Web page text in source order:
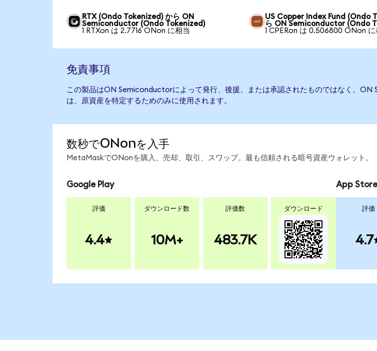
RTX (Ondo Tokenized) から ON
Semiconductor (Ondo Tokenized)
1 RTXon は 2.7716 ONon に相当
US Copper Index Fund (Ondo
ら ON Semiconductor (Ondo
1 CPERon は 0.506800 ONon に
免責事項
この製品はON Semiconductorによって発行、後援、または承認されたものではなく、
は、原資産を特定するためのみに使用されます。
数秒でONonを入手
MetaMaskでONonを購入、売却、取引、スワップ。最も信頼される暗号資産ウォレット。
Google Play
評価
4.4
ダウンロード数
10M+
評価数
483.7K
ダウンロード
App Store
評価
4.7